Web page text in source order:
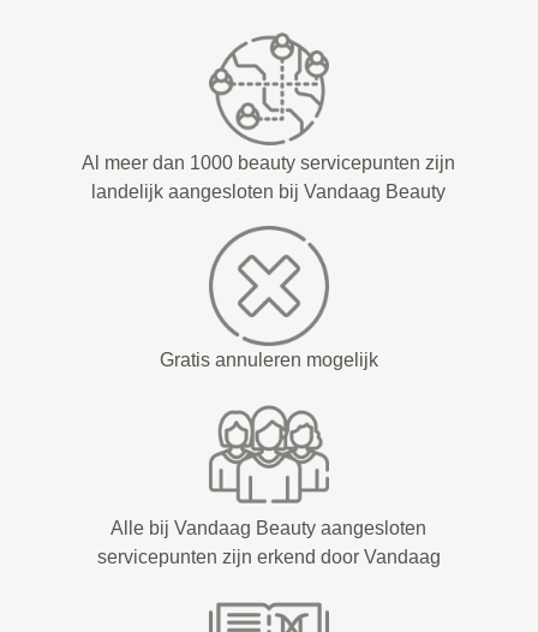
Al meer dan 1000 beauty servicepunten zijn
landelijk aangesloten bij Vandaag Beauty
Gratis annuleren mogelijk
Alle bij Vandaag Beauty aangesloten
servicepunten zijn erkend door Vandaag